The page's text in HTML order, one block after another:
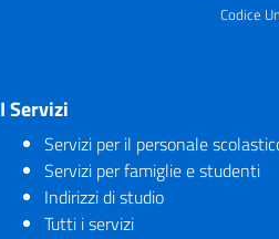
Codice
I Servizi
Servizi per il personale
Servizi per famiglie e studenti
Indirizzi di studio
Tutti i servizi